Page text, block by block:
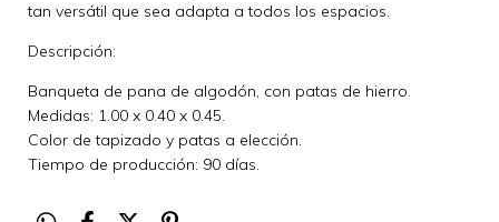
tan versátil que sea adapta a todos los espacios.
Descripción:
Banqueta de pana de algodón, con patas de hierro.
Medidas: 1.00 x 0.40 x 0.45.
Color de tapizado y patas a elección.
Tiempo de producción: 90 días.